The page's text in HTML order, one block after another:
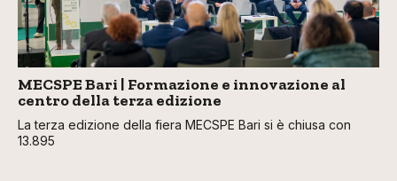
MECSPE Bari | Formazione e innovazione al
centro della terza edizione
La terza edizione della fiera MECSPE Bari si è chiusa con
13.895